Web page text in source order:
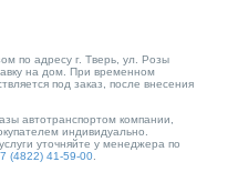
по адресу г. Тверь, ул. Розы
на дом. При временном
под заказ, после внесения
автотранспортом компании,
индивидуально.
уточняйте у менеджера по
(4822) 41-59-00